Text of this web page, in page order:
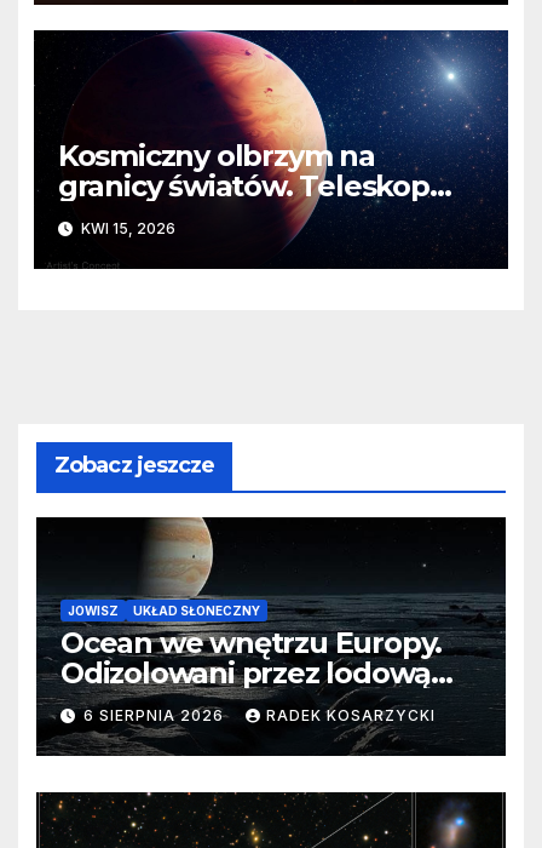
Kosmiczny olbrzym na
granicy światów. Teleskop
Webba odkrywa tajemnicę
narodzin super-jowisza
KWI 15, 2026
Zobacz jeszcze
JOWISZ UKŁAD SŁONECZNY
Ocean we wnętrzu Europy.
Odizolowani przez lodową
barierę
6 SIERPNIA 2026 RADEK KOSARZYCKI